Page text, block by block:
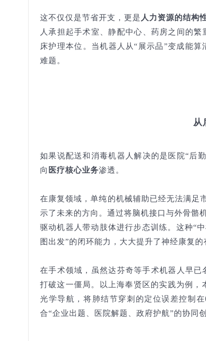
这不仅仅是节省开支，更是 人力资源的结构
人承担起手术室、静配中心、药房之间的
床护理本位。当机器人从“展示品”变成能
难题。
从
如果说配送和消毒机器人解决的是医院“后
向 医疗核心业务渗透。
在康复领域，单纯的机械辅助已经无法满足
示了未来的方向。通过将脑机接口与外骨骼
驱动机器人带动肢体进行步态训练。这种“
图出发”的闭环能力，大大提升了神经康复的
在手术领域，虽然达芬奇等手术机器人早
打破这一僵局。以上海奉贤区的实践为例
光学导航，将肺结节穿刺的定位误差控制
合“企业出题、医院解题、政府护航”的协同